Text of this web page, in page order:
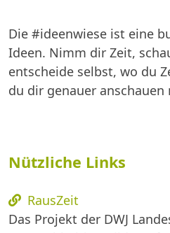
Die #ideenwiese ist eine
Ideen. Nimm dir Zeit,
entscheide selbst, wo du
du dir genauer anschauen
Nützliche Links
RausZeit
Das Projekt der DWJ